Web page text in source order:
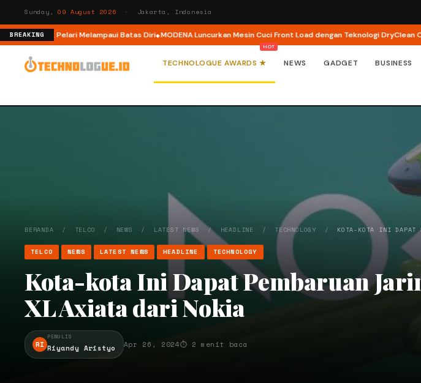
Sunday,09 August 2026 · Jakarta, Indonesia
BREAKING
Ajak Pelari Melampaui Batas Diri MODENA Luncurkan Mesin Cuci Front Load dengan Teknologi DryClean Ozone
TECHNOLOGUE AWARDS ★ NEWS GADGET BUSINESS
BERANDA / TELCO / NEWS / LATEST NEWS / HEADLINE / TECHNOLOGY / KOTA-KOTA INI DAPAT
TELCO NEWS LATEST NEWS HEADLINE TECHNOLOGY
Kota-kota Ini Dapat Pembaruan
XL Axiata dari Nokia
RI
PENULIS
Riyandy Aristyo Apr 26, 2024⏱ 2 menit baca